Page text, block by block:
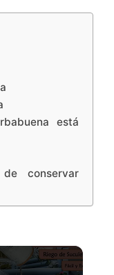
está
conservar